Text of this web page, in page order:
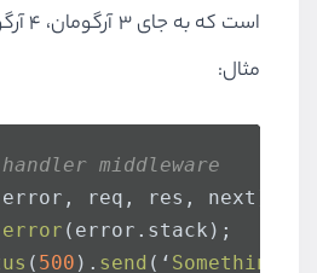
است که
مثال:
middleware
error, req, res, next
error (error. stack );
( 500 ). send (‘ Something